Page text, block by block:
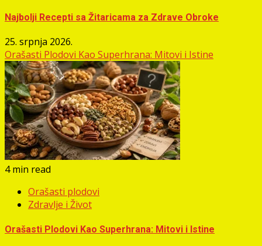
Najbolji Recepti sa Žitaricama za Zdrave Obroke
25. srpnja 2026.
Orašasti Plodovi Kao Superhrana: Mitovi i Istine
4 min read
Orašasti plodovi
Zdravlje i Život
Orašasti Plodovi Kao Superhrana: Mitovi i Istine